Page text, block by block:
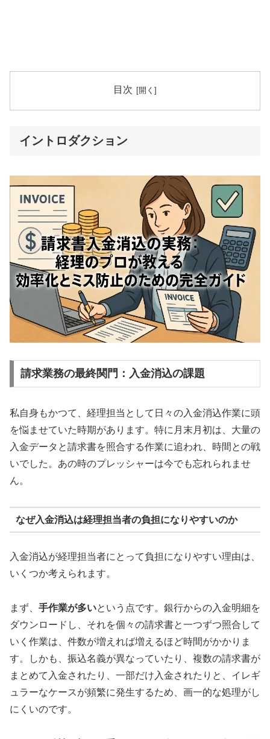
目次
イントロダクション
請求業務の最終関門：入金消込の課題
私自身もかつて、経理担当として日々の入金消込作業に頭
を悩ませていた時期があります。特に月末月初は、大量の
入金データと請求書を照合する作業に追われ、時間との戦
いでした。あの時のプレッシャーは今でも忘れられませ
ん。
なぜ入金消込は経理担当者の負担になりやすいのか
入金消込が経理担当者にとって負担になりやすい理由は、
いくつか考えられます。
まず、 手作業が多いという点です。銀行からの入金明細を
ダウンロードし、それを個々の請求書と一つずつ照合して
いく作業は、件数が増えれば増えるほど時間がかかりま
す。しかも、振込名義が異なっていたり、複数の請求書が
まとめて入金されたり、一部だけ入金されたりと、イレギ
ュラーなケースが頻繁に発生するため、画一的な処理がし
にくいのです。